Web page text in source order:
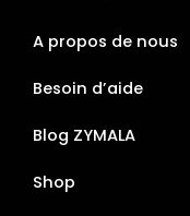
A propos de nous
Besoin d’aide
Blog ZYMALA
Shop